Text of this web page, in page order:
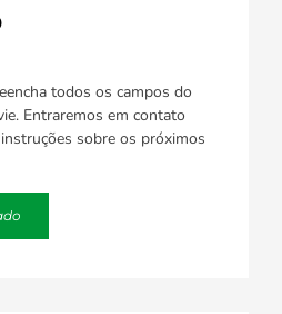
todos os campos do
Entraremos em contato
sobre os próximos